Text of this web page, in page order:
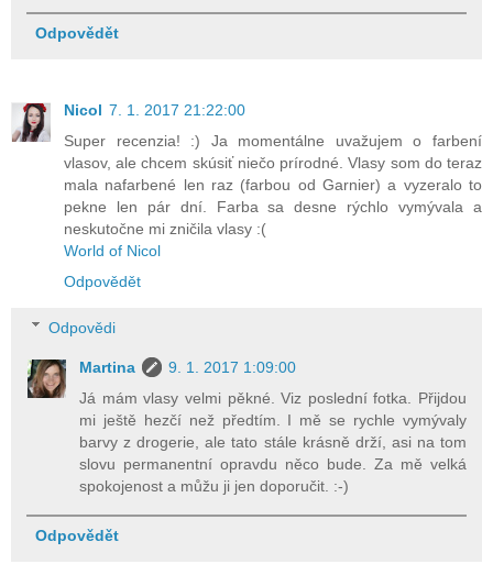
Odpovědět
Nicol 7. 1. 2017 21:22:00
Super recenzia! :) Ja momentálne uvažujem o farbení
vlasov, ale chcem skúsiť niečo prírodné. Vlasy som do teraz
mala nafarbené len raz (farbou od Garnier) a vyzeralo to
pekne len pár dní. Farba sa desne rýchlo vymývala a
neskutočne mi zničila vlasy :(
World of Nicol
Odpovědět
Odpovědi
Martina
9. 1. 2017 1:09:00
Já mám vlasy velmi pěkné. Viz poslední fotka. Přijdou
mi ještě hezčí než předtím. I mě se rychle vymývaly
barvy z drogerie, ale tato stále krásně drží, asi na tom
slovu permanentní opravdu něco bude. Za mě velká
spokojenost a můžu ji jen doporučit. :-)
Odpovědět